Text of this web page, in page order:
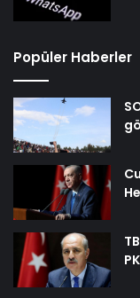
Popüler Haberler